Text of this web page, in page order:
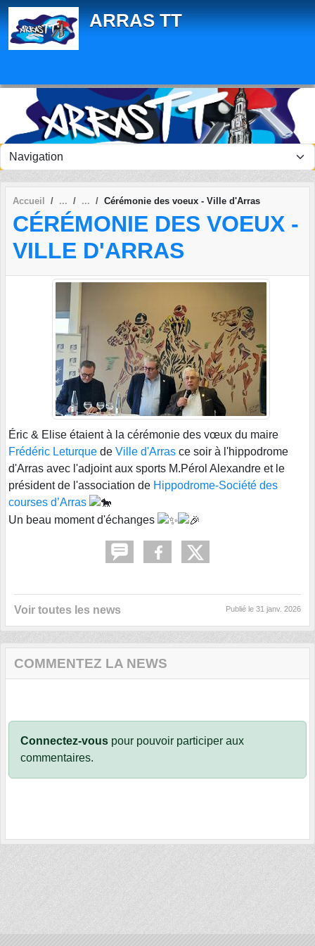
ARRAS TT
Accueil Cérémonie des voeux - Ville d'Arras
CÉRÉMONIE DES VOEUX -
VILLE D'ARRAS
Éric & Elise étaient à la cérémonie des vœux du maire
Frédéric Leturque de Ville d'Arras ce soir à l'hippodrome
d'Arras avec l'adjoint aux sports M.Pérol Alexandre et le
président de l'association de Hippodrome-Société des
courses d’Arras
Un beau moment d'échanges
Voir toutes les news Publié le 31 janv. 2026
COMMENTEZ LA NEWS
Connectez-vous pour pouvoir participer aux
commentaires.
Panneau de gestion des cookies